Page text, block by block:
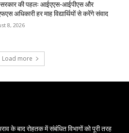
सरकार की पहलः आईएएस-आईपीएस और
अधिकारी हर माह विद्यार्थियों से करेंगे संवाद
8, 2026
Load more
के बाद रोहतक में संबंधित विभागों को पूरी तरह